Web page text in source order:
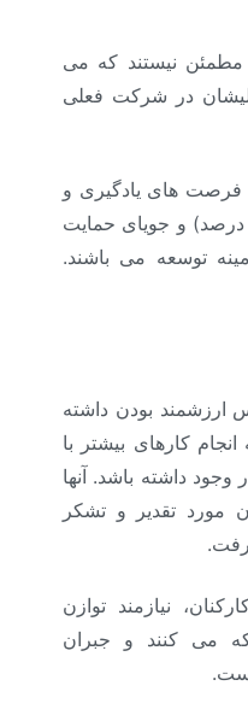
( ۴۷ درصد) مطمئن نیستند که می
در شرکت فعلی
فرصت های یادگیری و
توسعه بزرگتری هستند. ( ۴۴ درصد) و جویای حمایت
توسعه می باشند.
ارزشمند بودن داشته
کارهای بیشتر با
وجود داشته باشد. آنها
مورد تقدیر و تشکر
نیازمند توازن
می کنند و جبران